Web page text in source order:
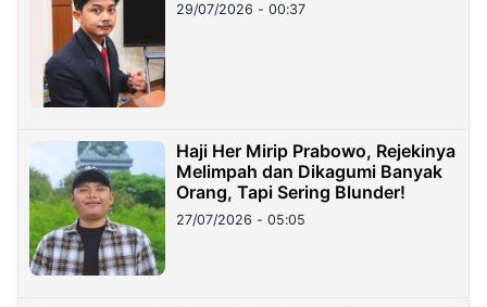
29/07/2026 - 00:37
Haji Her Mirip Prabowo, Rejekinya
Melimpah dan Dikagumi Banyak
Orang, Tapi Sering Blunder!
27/07/2026 - 05:05